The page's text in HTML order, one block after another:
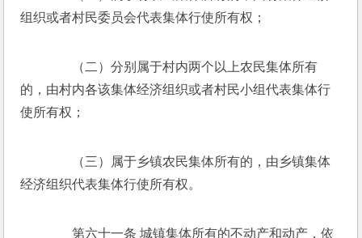
组织或者村民委员会代表集体行使所有权；
（二）分别属于村内两个以上农民集体所有
的，由村内各该集体经济组织或者村民小组代表集体行
使所有权；
（三）属于乡镇农民集体所有的，由乡镇集体
经济组织代表集体行使所有权。
第六十一条 城镇集体所有的不动产和动产，依